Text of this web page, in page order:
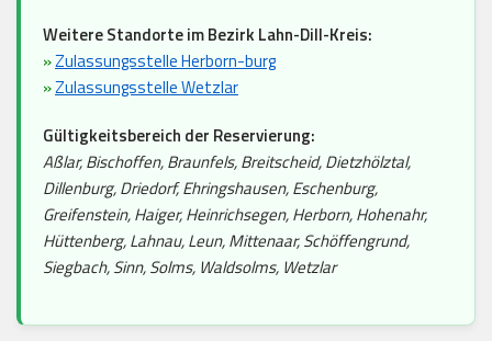
Weitere Standorte im Bezirk Lahn-Dill-Kreis:
»Zulassungsstelle Herborn-burg
»Zulassungsstelle Wetzlar
Gültigkeitsbereich der Reservierung:
Aßlar, Bischoffen, Braunfels, Breitscheid, Dietzhölztal,
Dillenburg, Driedorf, Ehringshausen, Eschenburg,
Greifenstein, Haiger, Heinrichsegen, Herborn, Hohenahr,
Hüttenberg, Lahnau, Leun, Mittenaar, Schöffengrund,
Siegbach, Sinn, Solms, Waldsolms, Wetzlar